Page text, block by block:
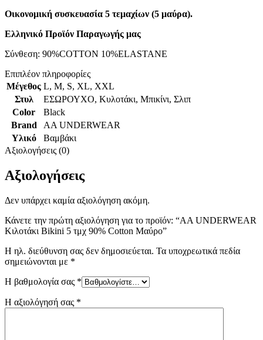
Οικονομική συσκευασία 5 τεμαχίων (5 μαύρα).
Ελληνικό Προϊόν Παραγωγής μας
Σύνθεση: 90%COTTON 10%ELASTANΕ
Επιπλέον πληροφορίες
Μέγεθος L, M, S, XL, XXL
Στυλ
ΕΣΩΡΟΥΧΟ, Κυλοτάκι, Μπικίνι, Σλιπ
Color
Black
Brand
AA UNDERWEAR
Υλικό
Βαμβάκι
Αξιολογήσεις (0)
Αξιολογήσεις
Δεν υπάρχει καμία αξιολόγηση ακόμη.
Κάνετε την πρώτη αξιολόγηση για το προϊόν: “AA UNDERWEAR
Κιλοτάκι Bikini 5 τμχ 90% Cotton Μαύρο”
Η ηλ. διεύθυνση σας δεν δημοσιεύεται. Τα υποχρεωτικά πεδία
σημειώνονται με *
Η βαθμολογία σας *
Η αξιολόγησή σας *